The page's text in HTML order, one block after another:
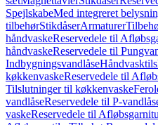
SpejlskabeMed integreret
tilbehørStikdåserArmaturer
håndvaskeReservedele til
håndvaskeReservedele til
Indbygningsvandlåse
køkkenvaskeReservedele til
Tilslutninger til køkkenvaske
vandlåseReservedele til P-
vaskeReservedele til